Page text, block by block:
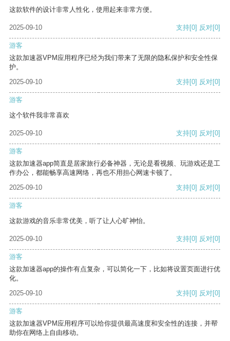
这款软件的设计非常人性化，使用起来非常方便。
2025-09-10 支持[0] 反对[0]
游客
这款加速器VPM应用程序已经为我们带来了无限的隐私保护和安全性保
护。
2025-09-10
支持[0] 反对[0]
游客
这个软件我非常喜欢
2025-09-10 支持[0] 反对[0]
游客
这款加速器app简直是居家旅行必备神器，无论是看视频、玩游戏还是工
作办公，都能畅享高速网络，再也不用担心网速卡顿了。
2025-09-10
支持[0] 反对[0]
游客
这款游戏的音乐非常优美，听了让人心旷神怡。
2025-09-10 支持[0] 反对[0]
游客
这款加速器app的操作有点复杂，可以简化一下，比如将设置页面进行优
化。
2025-09-10
支持[0] 反对[0]
游客
这款加速器VPM应用程序可以给你提供最高速度和安全性的连接，并帮
助你在网络上自由移动。